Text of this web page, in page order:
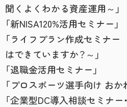
聞くよくわかる資産運用～」
「新NISA120%活用セミナー」
「ライフプラン作成セミナ
はできていますか？～」
「退職金活用セミナー」
「プロスポーツ選手向け おか
「企業型DC導入相談セミナー